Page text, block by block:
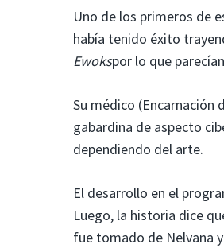
Uno de los primeros de
había tenido éxito
Ewokspor lo que
Su médico (Encarnación
gabardina de aspecto
dependiendo del arte.
El desarrollo en el
Luego, la historia dice
fue tomado de Nelvana